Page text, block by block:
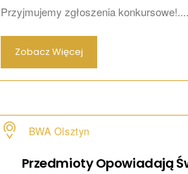
Przyjmujemy zgłoszenia konkursowe!....
Zobacz Więcej
BWA Olsztyn
Przedmioty Opowiadają